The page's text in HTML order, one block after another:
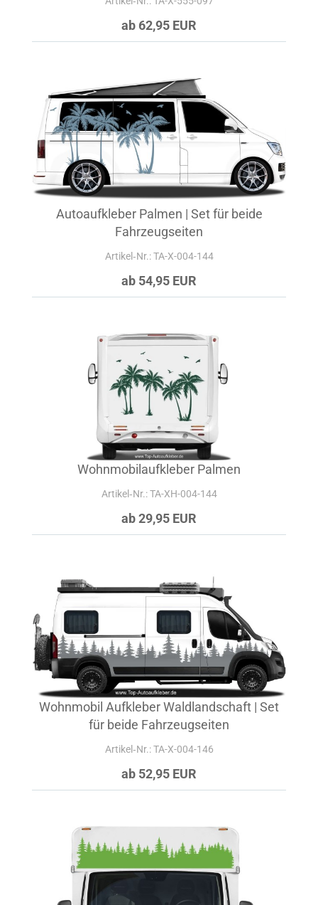
ab 62,95 EUR
Autoaufkleber Palmen | Set für beide
Fahrzeugseiten
Artikel‑Nr.: TA-X-004-144
ab 54,95 EUR
Wohnmobilaufkleber Palmen
Artikel‑Nr.: TA-XH-004-144
ab 29,95 EUR
Wohnmobil Aufkleber Waldlandschaft | Set
für beide Fahrzeugseiten
Artikel‑Nr.: TA-X-004-146
ab 52,95 EUR